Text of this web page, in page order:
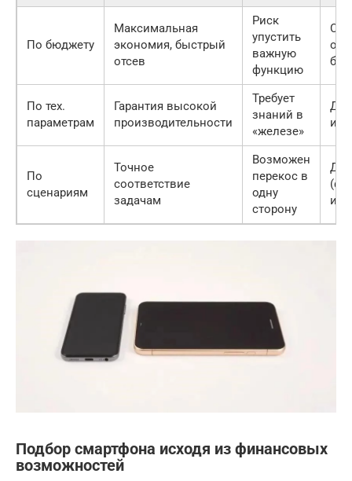
По бюджету
Максимальная
экономия, быстрый
отсев
Риск
упустить
важную
функцию
По тех.
параметрам
Гарантия высокой
производительности
Требует
знаний в
«железе»
и
По
сценариям
Точное
соответствие
задачам
Возможен
перекос в
одну
сторону
Подбор смартфона исходя из финансовых
возможностей